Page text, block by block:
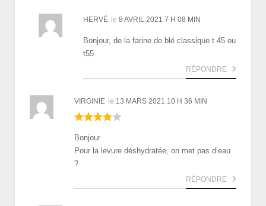
HERVÉ le 8 AVRIL 2021 7 H 08 MIN
Bonjour, de la farine de blé classique t 45 ou
t55
RÉPONDRE
VIRGINIE le 13 MARS 2021 10 H 36 MIN
Bonjour
Pour la levure déshydratée, on met pas d’eau
?
RÉPONDRE